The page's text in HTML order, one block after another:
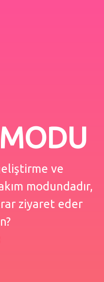
ve
modundadır,
ziyaret eder